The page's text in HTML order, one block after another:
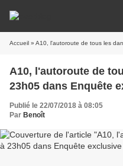
Accueil » A10, l'autoroute de tous les
A10, l'autoroute de
23h05 dans Enquête
Publié le 22/07/2018 à 08:05
Par Benoît